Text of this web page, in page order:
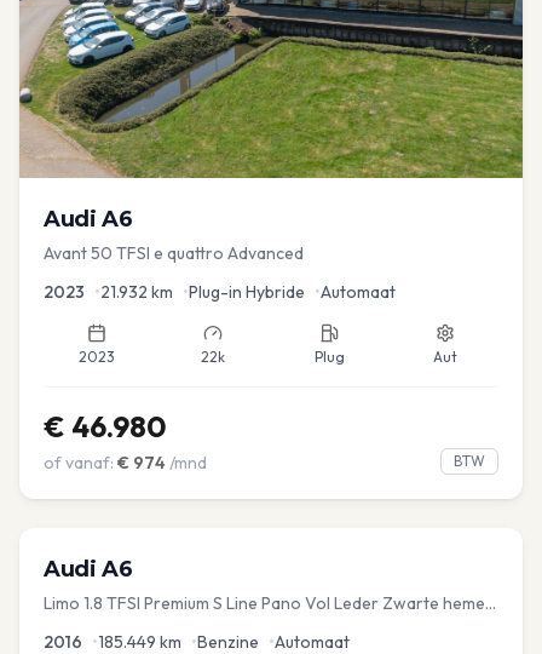
Audi A6
Avant 50 TFSI e quattro Advanced
2023 •21.932 km •Plug-in Hybride •Automaat
2023 22k Plug Aut
€ 46.980
of vanaf: € 974 /mnd BTW
Audi A6
Limo 1.8 TFSI Premium S Line Pano Vol Leder Zwarte hemel
2016 •185.449 km •Benzine •Automaat